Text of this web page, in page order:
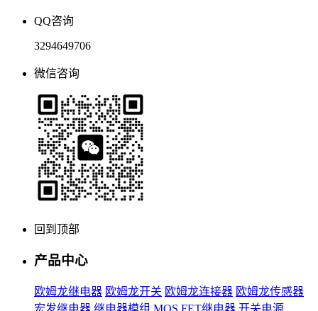
QQ咨询
3294649706
微信咨询
回到顶部
产品中心
欧姆龙继电器 欧姆龙开关 欧姆龙连接器 欧姆龙传感器